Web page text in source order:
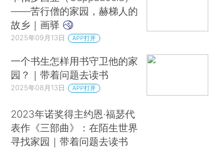
——苦行僧的家园，赫梯人的
故乡｜画驿
2025年09月13日 APP打开
一个书生怎样用书守卫他的家
园？｜带着问题去读书
2025年08月13日 APP打开
2023年诺奖得主约恩·福瑟代
表作《三部曲》：在陌生世界
寻找家园｜带着问题去读书